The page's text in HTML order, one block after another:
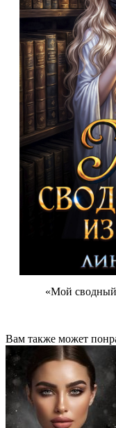
«Мой сводный
Вам также может